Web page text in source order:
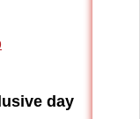
day